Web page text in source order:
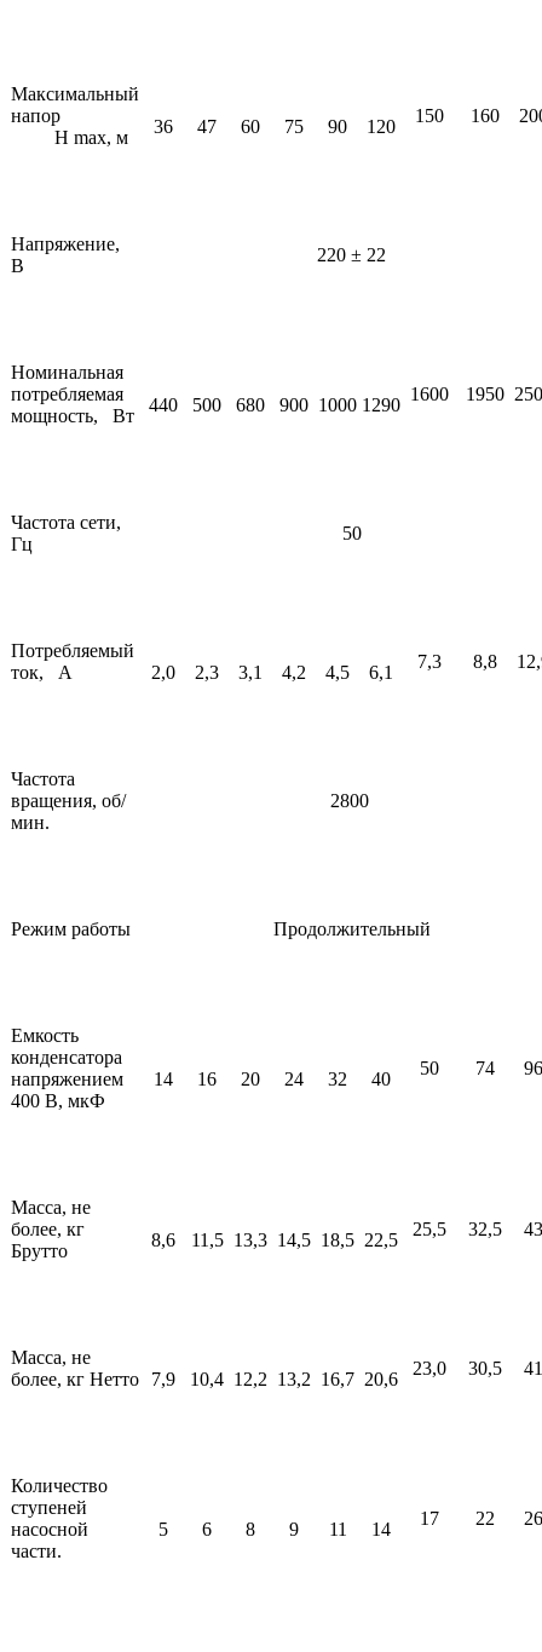
Максимальный
напор
H mах, м
36 47 60 75 90 120
150 160
Напряжение,
В
220 ± 22
Номинальная
потребляемая
мощность, Вт
440 500 680 900 1000 1290
1600 1950
Частота сети,
Гц
50
Потребляемый
ток, А
2,0 2,3 3,1 4,2 4,5 6,1
7,3 8,8
Частота
вращения, об/
мин.
2800
Режим работы Продолжительный
Емкость
конденсатора
напряжением
400 В, мкФ
14 16 20 24 32 40
50 74
Масса, не
более, кг
Брутто
8,6 11,5 13,3 14,5 18,5 22,5
25,5 32,5
Масса, не
более, кг Нетто
7,9 10,4 12,2 13,2 16,7 20,6
23,0 30,5
Количество
ступеней
насосной
части.
5 6 8 9 11 14
17 22